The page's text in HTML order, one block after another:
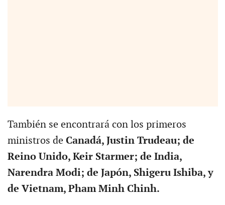
También se encontrará con los primeros
ministros deCanadá, Justin Trudeau; de
Reino Unido, Keir Starmer; de India,
Narendra Modi; de Japón, Shigeru Ishiba, y
de Vietnam, Pham Minh Chinh.